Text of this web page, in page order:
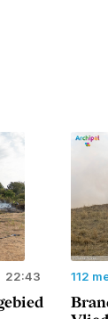
22:43 112